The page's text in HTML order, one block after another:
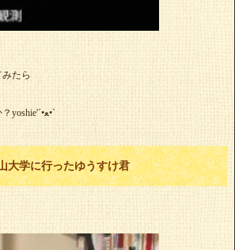
たら
みなさん、気づきましたか？yoshie'‎´•ﻌ•`
大学に行ったゆうすけ君